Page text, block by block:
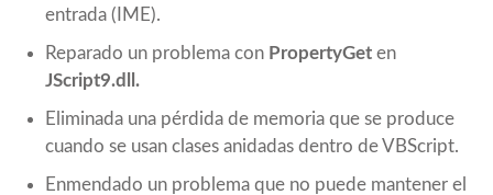
entrada (IME).
Reparado un problema con PropertyGet en
JScript9.dll.
Eliminada una pérdida de memoria que se produce
cuando se usan clases anidadas dentro de VBScript.
Enmendado un problema que no puede mantener el